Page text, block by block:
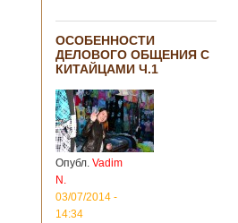
ОСОБЕННОСТИ
ДЕЛОВОГО ОБЩЕНИЯ С
КИТАЙЦАМИ Ч.1
Опубл. Vadim
N.
03/07/2014 -
14:34